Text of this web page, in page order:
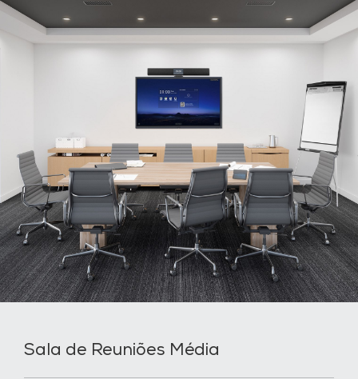
Sala de Reuniões Média